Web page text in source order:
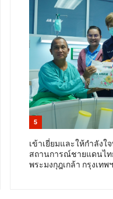
5
เข้าเยี่ยมและให้กำลัง
สถานการณ์ชายแดนไ
พระมงกุฎเกล้า กรุงเทพฯ